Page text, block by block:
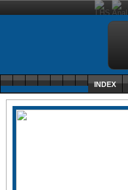
INDEX